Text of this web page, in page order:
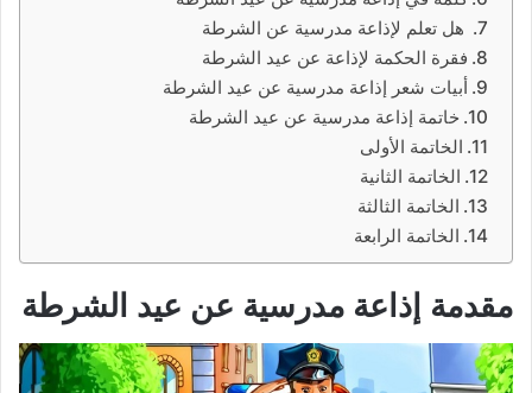
هل تعلم لإذاعة مدرسية عن الشرطة
فقرة الحكمة لإذاعة عن عيد الشرطة
أبيات شعر إذاعة مدرسية عن عيد الشرطة
خاتمة إذاعة مدرسية عن عيد الشرطة
الخاتمة الأولى
الخاتمة الثانية
الخاتمة الثالثة
الخاتمة الرابعة
مقدمة إذاعة مدرسية عن عيد الشرطة